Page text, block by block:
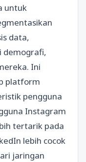
untuk
data,
demografi,
Ini
platform
pengguna
Instagram
tertarik pada
lebih cocok
jaringan